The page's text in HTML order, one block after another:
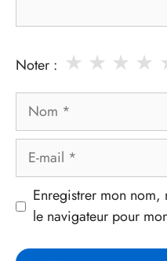
Noter : ★
★
★
★
Nom
Enregistrer mon nom,
le navigateur pour